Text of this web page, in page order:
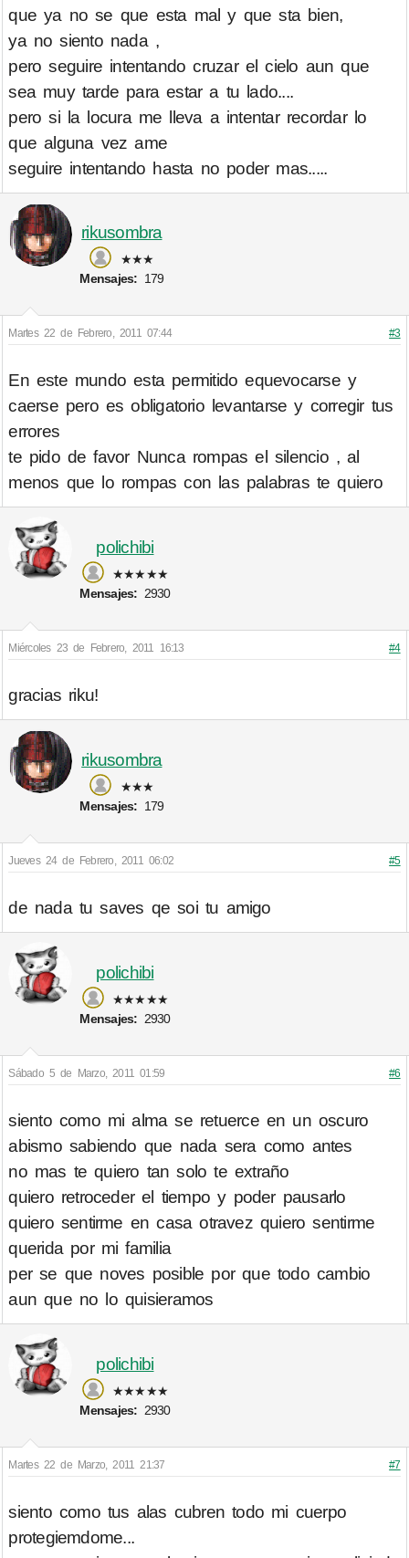
que ya no se que esta mal y que sta bien,
ya no siento nada ,
pero seguire intentando cruzar el cielo aun que
sea muy tarde para estar a tu lado....
pero si la locura me lleva a intentar recordar lo
que alguna vez ame
seguire intentando hasta no poder mas.....
rikusombra
★★★
Mensajes: 179
Martes 22 de Febrero, 2011 07:44 #3
En este mundo esta permitido equevocarse y
caerse pero es obligatorio levantarse y corregir tus
errores
te pido de favor Nunca rompas el silencio , al
menos que lo rompas con las palabras te quiero
polichibi
★★★★★
Mensajes: 2930
Miércoles 23 de Febrero, 2011 16:13 #4
gracias riku!
rikusombra
★★★
Mensajes: 179
Jueves 24 de Febrero, 2011 06:02 #5
de nada tu saves qe soi tu amigo
polichibi
★★★★★
Mensajes: 2930
Sábado 5 de Marzo, 2011 01:59 #6
siento como mi alma se retuerce en un oscuro
abismo sabiendo que nada sera como antes
no mas te quiero tan solo te extraño
quiero retroceder el tiempo y poder pausarlo
quiero sentirme en casa otravez quiero sentirme
querida por mi familia
per se que noves posible por que todo cambio
aun que no lo quisieramos
polichibi
★★★★★
Mensajes: 2930
Martes 22 de Marzo, 2011 21:37 #7
siento como tus alas cubren todo mi cuerpo
protegiemdome...